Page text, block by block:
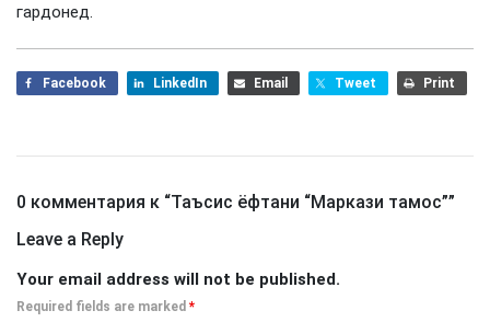
гардонед.
Facebook LinkedIn Email Tweet Print
0 комментария к “Таъсис ёфтани “Маркази тамос””
Leave a Reply
Your email address will not be published.
Required fields are marked *